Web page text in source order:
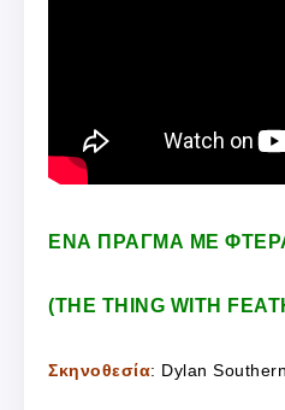
ΕΝΑ ΠΡΑΓΜΑ ΜΕ
(THE THING WITH
Σκηνοθεσία: Dylan Southern